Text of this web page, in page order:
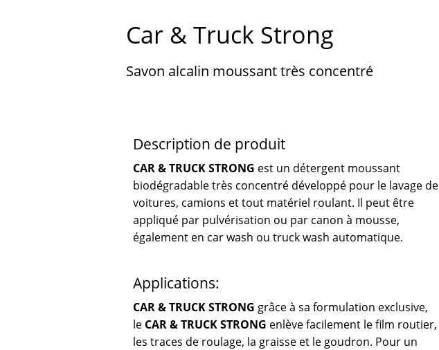
Car & Truck Strong
Savon alcalin moussant très concentré
Description de produit
CAR & TRUCK STRONG est un détergent moussant
biodégradable très concentré développé pour le lavage de
voitures, camions et tout matériel roulant. Il peut être
appliqué par pulvérisation ou par canon à mousse,
également en car wash ou truck wash automatique.
Applications:
CAR & TRUCK STRONG grâce à sa formulation exclusive,
le CAR & TRUCK STRONG enlève facilement le film routier,
les traces de roulage, la graisse et le goudron. Pour un